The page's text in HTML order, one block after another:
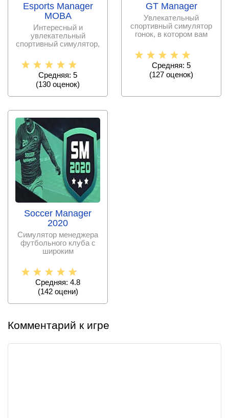
Esports Manager
MOBA
Интересный и
увлекательный
спортивный симулятор,
предстоит стать
Средняя: 5
(130 оценок)
GT Manager
Увлекательный
спортивный симулятор
гонок, в котором вам
на себя
Средняя: 5
(127 оценок)
Soccer Manager
2020
Симулятор менеджера
футбольного клуба с
широким
возможностью вывода
Средняя: 4.8
(142оцени)
Комментарий к игре